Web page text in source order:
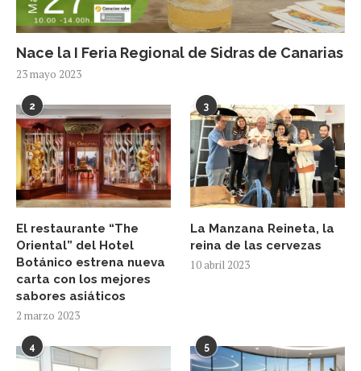
Nace la I Feria Regional de Sidras de Canarias
23 mayo 2023
2
El restaurante “The
Oriental” del Hotel
Botánico estrena nueva
carta con los mejores
sabores asiáticos
2 marzo 2023
3
La Manzana Reineta, la
reina de las cervezas
10 abril 2023
4 5